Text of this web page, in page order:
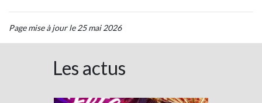
Page mise à jour le 25 mai 2026
Les actus